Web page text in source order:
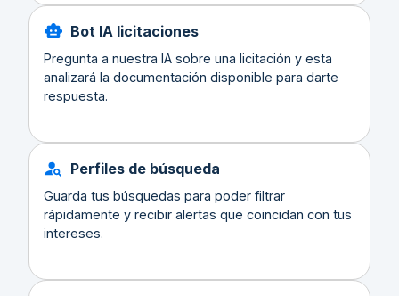
Bot IA licitaciones
Pregunta a nuestra IA sobre una licitación y esta
analizará la documentación disponible para darte
respuesta.
Perfiles de búsqueda
Guarda tus búsquedas para poder filtrar
rápidamente y recibir alertas que coincidan con tus
intereses.